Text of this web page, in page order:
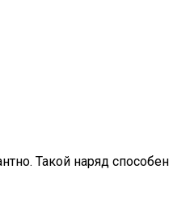
Такой наряд